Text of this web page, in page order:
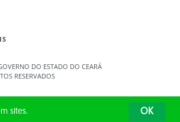
DO ESTADO DO CEARÁ
RESERVADOS
sites. OK